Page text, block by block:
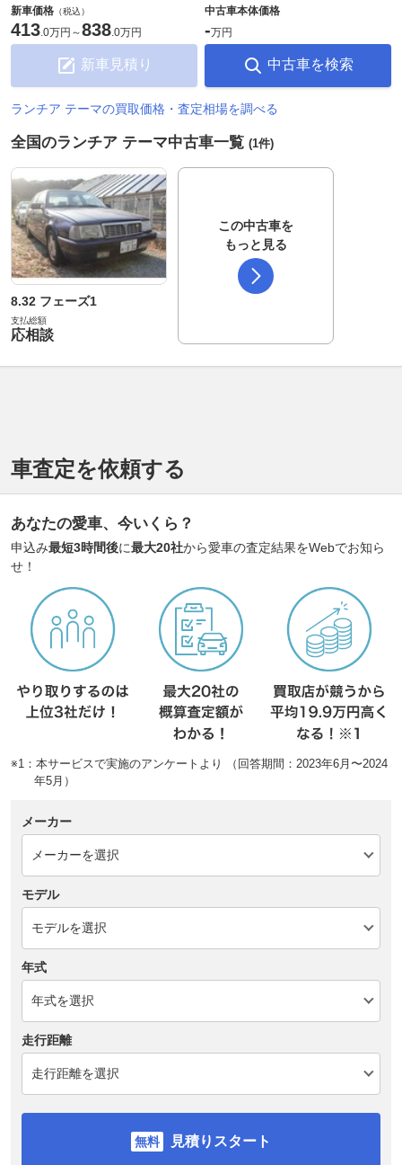
新車価格 （税込）
413.0万円 ～838.0万円
新車見積り
中古車本体価格
-万円
中古車を検索
ランチア テーマの買取価格・査定相場を調べる
全国のランチア テーマ中古車一覧 (1件)
8.32 フェーズ1
支払総額
応相談
この中古車を
もっと見る
車査定を依頼する
あなたの愛車、今いくら？
申込み最短3時間後に最大20社から愛車の査定結果をWebでお知ら
せ！
※1：本サービスで実施のアンケートより （回答期間：2023年6月〜2024
年5月）
メーカー
モデル
年式
走行距離
見積りスタート